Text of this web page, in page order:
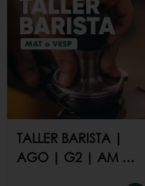
TALLER BARISTA |
AGO | G2 | AM ó